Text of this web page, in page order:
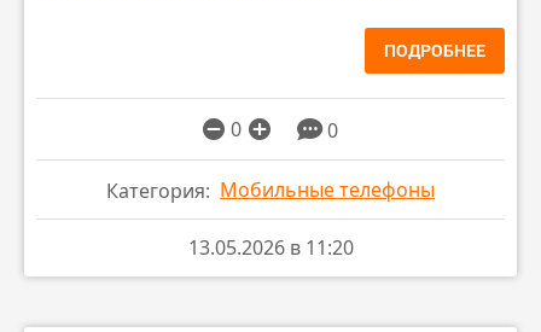
ПОДРОБНЕЕ
0 0
Категория: Мобильные телефоны
13.05.2026 в 11:20